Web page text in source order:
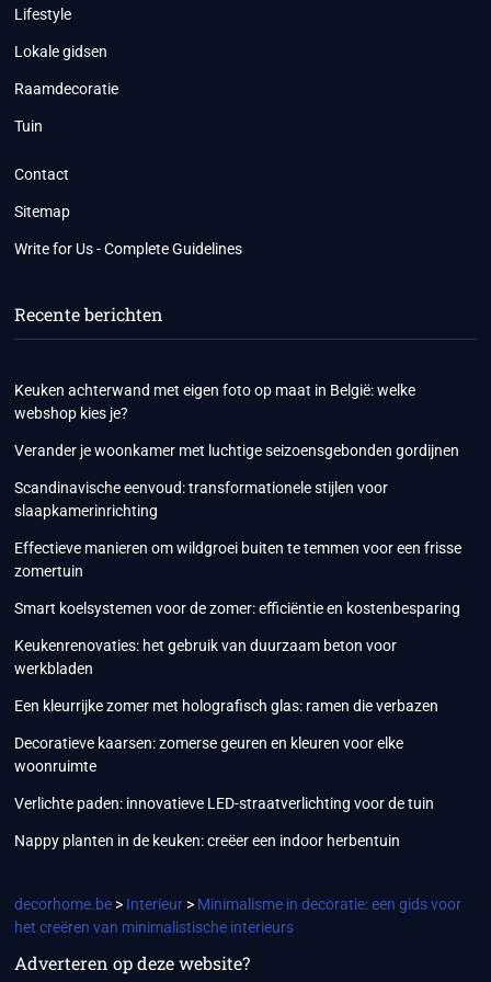
Lifestyle
Lokale gidsen
Raamdecoratie
Tuin
Contact
Sitemap
Write for Us - Complete Guidelines
Recente berichten
Keuken achterwand met eigen foto op maat in België: welke
webshop kies je?
Verander je woonkamer met luchtige seizoensgebonden gordijnen
Scandinavische eenvoud: transformationele stijlen voor
slaapkamerinrichting
Effectieve manieren om wildgroei buiten te temmen voor een frisse
zomertuin
Smart koelsystemen voor de zomer: efficiëntie en kostenbesparing
Keukenrenovaties: het gebruik van duurzaam beton voor
werkbladen
Een kleurrijke zomer met holografisch glas: ramen die verbazen
Decoratieve kaarsen: zomerse geuren en kleuren voor elke
woonruimte
Verlichte paden: innovatieve LED-straatverlichting voor de tuin
Nappy planten in de keuken: creëer een indoor herbentuin
decorhome.be > Interieur > Minimalisme in decoratie: een gids voor
het creëren van minimalistische interieurs
Adverteren op deze website?